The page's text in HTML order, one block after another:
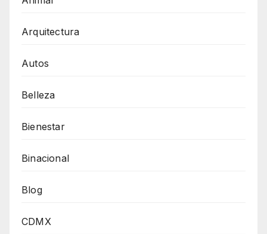
Arquitectura
Autos
Belleza
Bienestar
Binacional
Blog
CDMX